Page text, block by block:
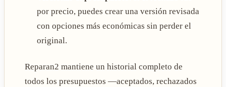
por precio, puedes crear una versión revisada
con opciones más económicas sin perder el
original.
Reparan2 mantiene un historial completo de
todos los presupuestos —aceptados, rechazados